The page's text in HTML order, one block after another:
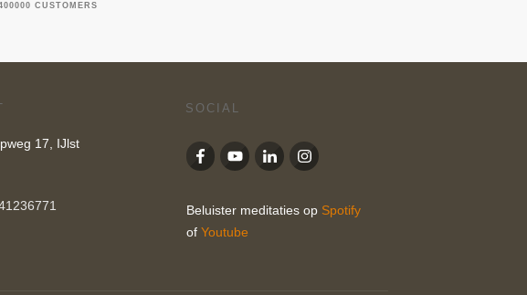
CUSTOMERS
17, IJlst
SOCIAL
Beluister meditaties op Spotify
of Youtube